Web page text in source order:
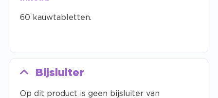
60 kauwtabletten.
Bijsluiter
Op dit product is geen bijsluiter van